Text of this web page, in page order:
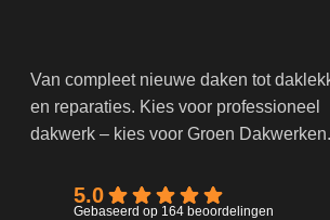
Van compleet nieuwe daken tot
en reparaties. Kies voor professioneel
dakwerk – kies voor Groen Dakwerken.
5.0
Gebaseerd op 164 beoordelingen